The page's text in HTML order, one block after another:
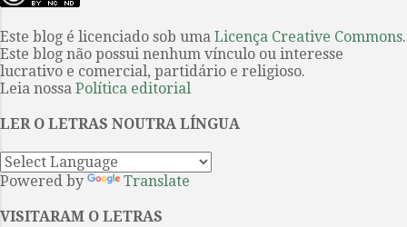
sobre uma obra de Agatha Christie
a ser produzido int...
Literária Internacional de Paraty
(Flip) de que a poeta paulista é a
homenageada na edição do evento
textos por Ieda Lebensztayin . 1. A
poesia breve e densa de Orides
Fontela coincide com a sua obra,
constituída por apenas cinco livros
avessos aos modismos de seu
Este blog é licenciado sob uma Licença Creative Commons.
Este blog não possui nenhum vínculo ou interesse
lucrativo e comercial, partidário e religioso.
Leia nossa Política editorial
LER O LETRAS NOUTRA LÍNGUA
Powered by Translate
VISITARAM O LETRAS